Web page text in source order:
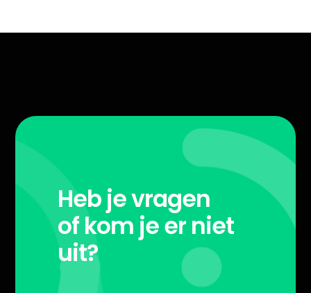
Heb je vragen
of kom je er niet
uit?